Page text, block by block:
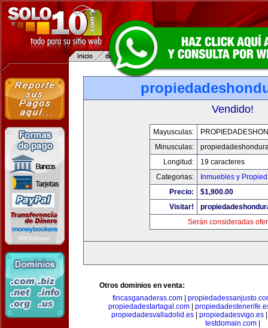
Vendido!
Mayusculas:
Minusculas:
Longitud:
19 caracteres
Categorias:
Inmuebles y
Precio:
$1,900.00
Visitar!
Serán consideradas
Otros dominios en venta:
fincasganaderas.com
propiedadestartagal.com|
propiedadesvalladolid.es
propiedadesvigo.es
testdomain.com